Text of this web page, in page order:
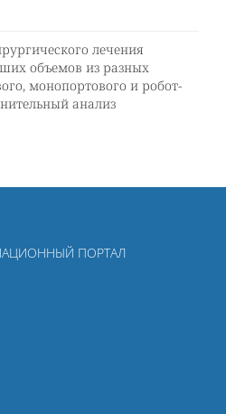
лечения
объемов из разных
монопортового и робот-
анализ
ПОРТАЛ